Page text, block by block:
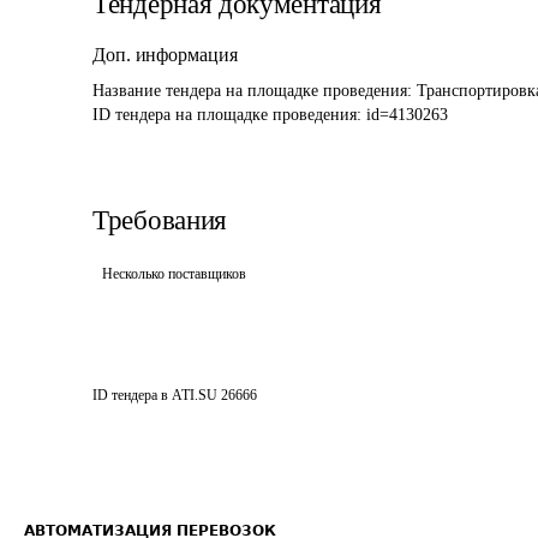
Доп. информация
Название тендера на площадке проведения:
ID тендера на площадке проведения: id=4130263
Требования
Несколько поставщиков
ID тендера в ATI.SU 26666
АВТОМАТИЗАЦИЯ ПЕРЕВОЗОК